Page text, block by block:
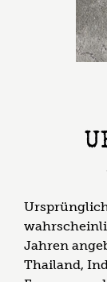
Jahren
Thailand,